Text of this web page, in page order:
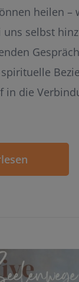
heilen –
uns selbst
in die